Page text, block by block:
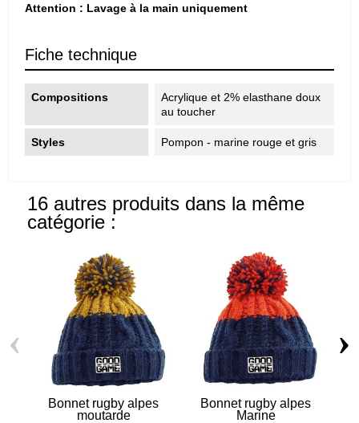
Attention : Lavage à la main uniquement
Fiche technique
Compositions
Acrylique et 2% elasthane doux
au toucher
Styles Pompon - marine rouge et gris
16 autres produits dans la même
catégorie :
Bonnet rugby alpes
moutarde
Bonnet rugby alpes
Marine
‹ ›